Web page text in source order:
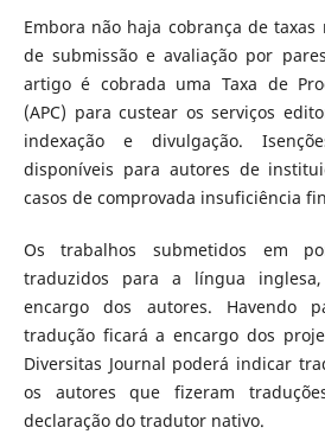
Embora não haja cobrança de taxas
de submissão e avaliação por
artigo é cobrada uma Taxa de
(APC) para custear os serviços
indexação e divulgação.
disponíveis para autores de
casos de comprovada insuficiência
Os trabalhos submetidos em
traduzidos para a língua
encargo dos autores. Havendo
tradução ficará a encargo dos
Diversitas Journal poderá indicar
os autores que fizeram
declaração do tradutor nativo.